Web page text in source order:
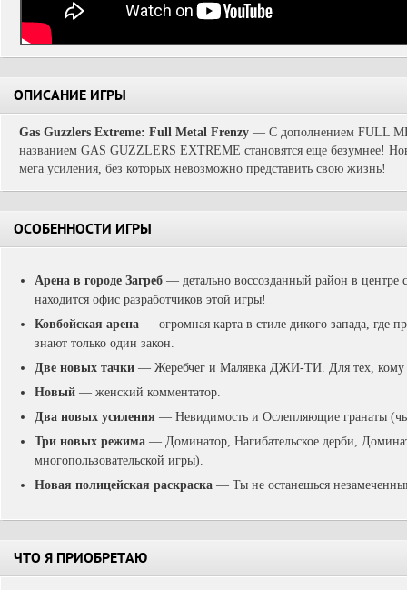
ОПИСАНИЕ ИГРЫ
Gas Guzzlers Extreme: Full Metal Frenzy — С дополнением FULL
названием GAS GUZZLERS EXTREME становятся еще безумнее!
мега усиления, без которых невозможно представить свою жизнь!
ОСОБЕННОСТИ ИГРЫ
Арена в городе Загреб — детально воссозданный район в центре
находится офис разработчиков этой игры!
Ковбойская арена — огромная карта в стиле дикого запада, где
знают только один закон.
Две новых тачки — Жеребчег и Малявка ДЖИ-ТИ. Для тех, кому
Новый — женский комментатор.
Два новых усиления — Невидимость и Ослепляющие гранаты
Три новых режима — Доминатор, Нагибательское дерби,
многопользовательской игры).
Новая полицейская раскраска — Ты не останешься
ЧТО Я ПРИОБРЕТАЮ